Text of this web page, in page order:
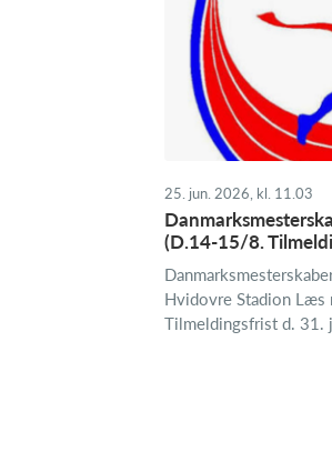
25. jun. 2026, kl. 11.03
(D.14-15/8.
Hvidovre Stadion Læs
Tilmeldingsfrist d. 31.